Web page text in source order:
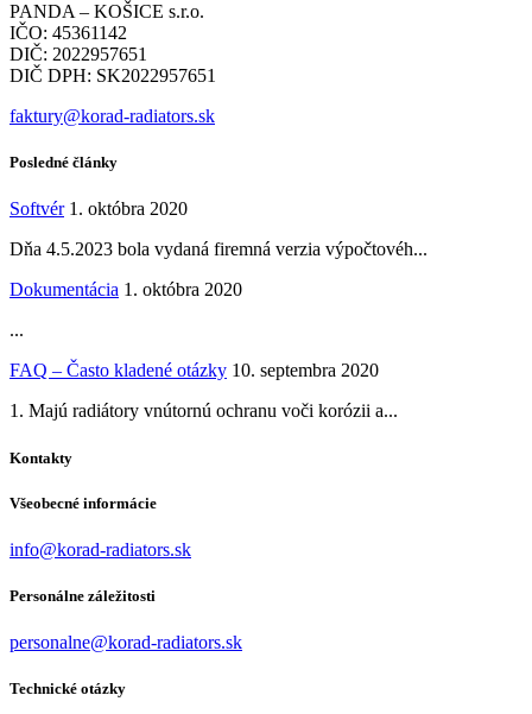
PANDA – KOŠICE s.r.o.
IČO: 45361142
DIČ: 2022957651
DIČ DPH: SK2022957651
faktury@korad-radiators.sk
Posledné články
Softvér 1. októbra 2020
Dňa 4.5.2023 bola vydaná firemná verzia výpočtovéh...
Dokumentácia 1. októbra 2020
...
FAQ – Často kladené otázky 10. septembra 2020
1. Majú radiátory vnútornú ochranu voči korózii a...
Kontakty
Všeobecné informácie
info@korad-radiators.sk
Personálne záležitosti
personalne@korad-radiators.sk
Technické otázky